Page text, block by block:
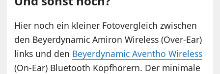
Hier noch ein kleiner Fotovergleich zwischen
den Beyerdynamic Amiron Wireless (Over-Ear)
links und den Beyerdynamic Aventho Wireless
(On-Ear) Bluetooth Kopfhörern. Der minimale